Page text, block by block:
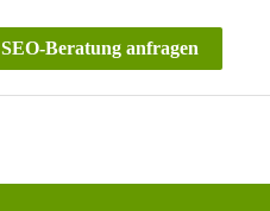
SEO-Beratung anfragen